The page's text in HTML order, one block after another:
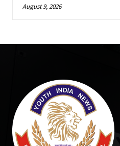
August 9, 2026